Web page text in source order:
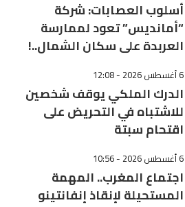
أسلوب العصابات: شركة
“أمانديس” تعود لممارسة
العربدة على سكان الشمال..!
6 أغسطس 2026 - 12:08
الدرك الملكي يوقف شخصين
للاشتباه في التحريض على
اقتحام سبتة
6 أغسطس 2026 - 10:56
اجتماع المغرب.. المهمة
المستحيلة لإنقاذ إنفانتينو